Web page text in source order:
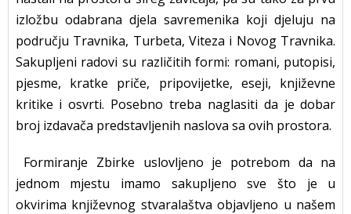
izložbu odabrana djela savremenika koji djeluju na
području Travnika, Turbeta, Viteza i Novog Travnika.
Sakupljeni radovi su različitih formi: romani, putopisi,
pjesme, kratke priče, pripovijetke, eseji, književne
kritike i osvrti. Posebno treba naglasiti da je dobar
broj izdavača predstavljenih naslova sa ovih prostora.
Formiranje Zbirke uslovljeno je potrebom da na
jednom mjestu imamo sakupljeno sve što je u
okvirima književnog stvaralaštva objavljeno u našem